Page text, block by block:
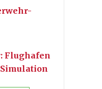
Flughafen